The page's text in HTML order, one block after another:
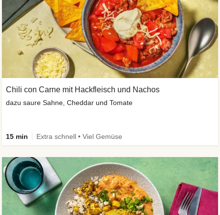
Chili con Carne mit Hackfleisch und Nachos
dazu saure Sahne, Cheddar und Tomate
15 min Extra schnell • Viel Gemüse